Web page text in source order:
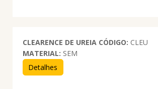
CLEARENCE DE UREIA CÓDIGO: CLEU
MATERIAL: SEM
Detalhes